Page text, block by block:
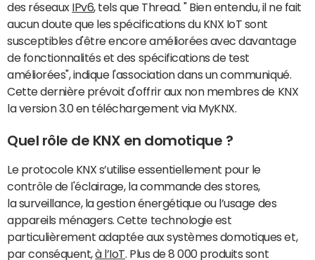
des réseaux IPv6, tels que Thread. " Bien entendu, il ne fait
aucun doute que les spécifications du KNX IoT sont
susceptibles d'être encore améliorées avec davantage
de fonctionnalités et des spécifications de test
améliorées", indique l'association dans un communiqué.
Cette dernière prévoit d'offrir aux non membres de KNX
la version 3.0 en téléchargement via MyKNX.
Quel rôle de KNX en domotique ?
Le protocole KNX s’utilise essentiellement pour le
contrôle de l'éclairage, la commande des stores,
la surveillance, la gestion énergétique ou l’usage des
appareils ménagers. Cette technologie est
particulièrement adaptée aux systèmes domotiques et,
par conséquent,à l’IoT . Plus de 8 000 produits sont